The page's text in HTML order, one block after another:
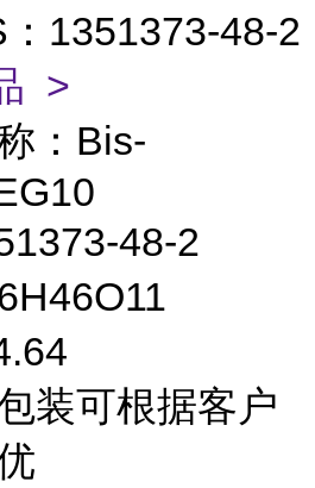
1351373-48-2
>
：Bis-
48-2
装可根据客户